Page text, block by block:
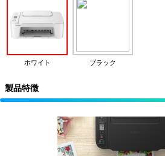
ホワイト ブラック
製品特徴